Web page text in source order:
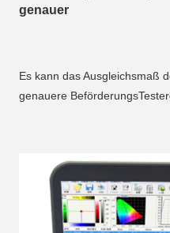
genauer
Es kann das Ausgleichsmaß
genauere